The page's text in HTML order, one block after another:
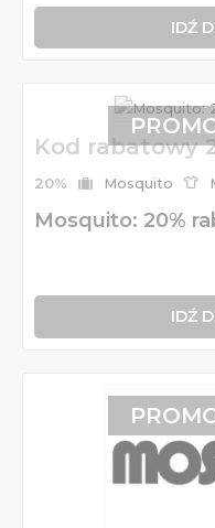
IDŹ
Kod rabatowy
20% Mosquito
Mosquito: 20%
IDŹ